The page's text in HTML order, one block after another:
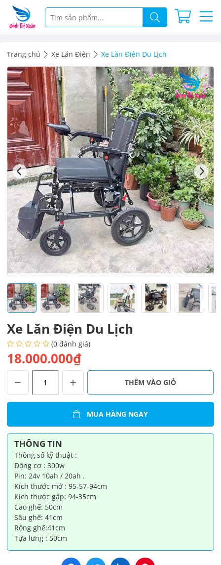
Trang chủ Xe Lăn Điện Xe Lăn Điện Du Lịch
Xe Lăn Điện Du Lịch
(0 đánh giá)
18.000.000₫
Điện
số
lượng
THÊM VÀO GIỎ
MUA HÀNG NGAY
THÔNG TIN
Thông số kỹ thuật :
Động cơ : 300w
Pin: 24v 10ah / 20ah .
Kích thước mở : 95-57-94cm
Kích thước gấp: 94-35cm
Cao ghế: 50cm
Sâu ghế: 41cm
Rộng ghế:41cm
Tựa lưng : 50cm